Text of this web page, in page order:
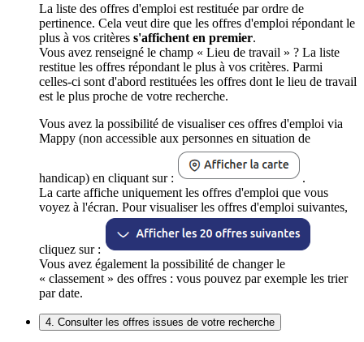
La liste des offres d'emploi est restituée par ordre de
pertinence. Cela veut dire que les offres d'emploi répondant le
plus à vos critères s'affichent en premier.
Vous avez renseigné le champ « Lieu de travail » ? La liste
restitue les offres répondant le plus à vos critères. Parmi
celles-ci sont d'abord restituées les offres dont le lieu de travail
est le plus proche de votre recherche.
Vous avez la possibilité de visualiser ces offres d'emploi via
Mappy (non accessible aux personnes en situation de
handicap) en cliquant sur :
.
La carte affiche uniquement les offres d'emploi que vous
voyez à l'écran. Pour visualiser les offres d'emploi suivantes,
cliquez sur :
Vous avez également la possibilité de changer le
« classement » des offres : vous pouvez par exemple les trier
par date.
4. Consulter les offres issues de votre recherche